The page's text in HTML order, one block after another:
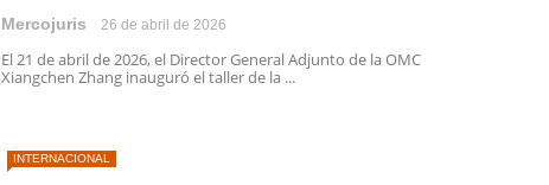
Mercojuris 26 de abril de 2026
El 21 de abril de 2026, el Director General Adjunto de la OMC
Xiangchen Zhang inauguró el taller de la ...
INTERNACIONAL